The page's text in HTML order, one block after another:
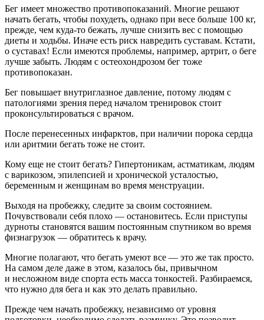
Бег имеет множество противопоказаний. Многие решают
начать бегать, чтобы похудеть, однако при весе больше 100 кг,
прежде, чем куда-то бежать, лучше снизить вес с помощью
диеты и ходьбы. Иначе есть риск навредить суставам. Кстати,
о суставах! Если имеются проблемы, например, артрит, о беге
лучше забыть. Людям с остеохондрозом бег тоже
противопоказан.
Бег повышает внутриглазное давление, потому людям с
патологиями зрения перед началом тренировок стоит
проконсультироваться с врачом.
После перенесенных инфарктов, при наличии порока сердца
или аритмии бегать тоже не стоит.
Кому еще не стоит бегать? Гипертоникам, астматикам, людям
с варикозом, эпилепсией и хронической усталостью,
беременным и женщинам во время менструации.
Выходя на пробежку, следите за своим состоянием.
Почувствовали себя плохо — остановитесь. Если приступы
дурноты становятся вашим постоянным спутником во время
физнагрузок — обратитесь к врачу.
Многие полагают, что бегать умеют все — это же так просто.
На самом деле даже в этом, казалось бы, привычном
и несложном виде спорта есть масса тонкостей. Разбираемся,
что нужно для бега и как это делать правильно.
Прежде чем начать пробежку, независимо от уровня